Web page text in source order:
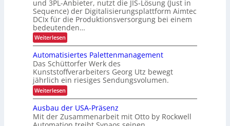
R
e
c
y
c
l
i
n
g
h
f
e
m
i
e
u
d
P
r
ä
z
i
s
e
i
t
s
s
i
c
h
e
r
e
i
und 3PL-Anbieter, nutzt die JIS-Lösung (Just in
Sequence) der Digitalisierungsplattform Aimtec
DCIx für die Produktionsversorgung bei einem
bedeutenden…
Weiterlesen:
S
q
u
e
n
z
l
i
e
f
e
Automatisiertes Palettenmanagement
Das Schüttorfer Werk des
Kunststoffverarbeiters Georg Utz bewegt
jährlich ein riesiges Sendungsvolumen.
Weiterlesen:
A
t
o
Ausbau der USA-Präsenz
Mit der Zusammenarbeit mit Otto by Rockwell